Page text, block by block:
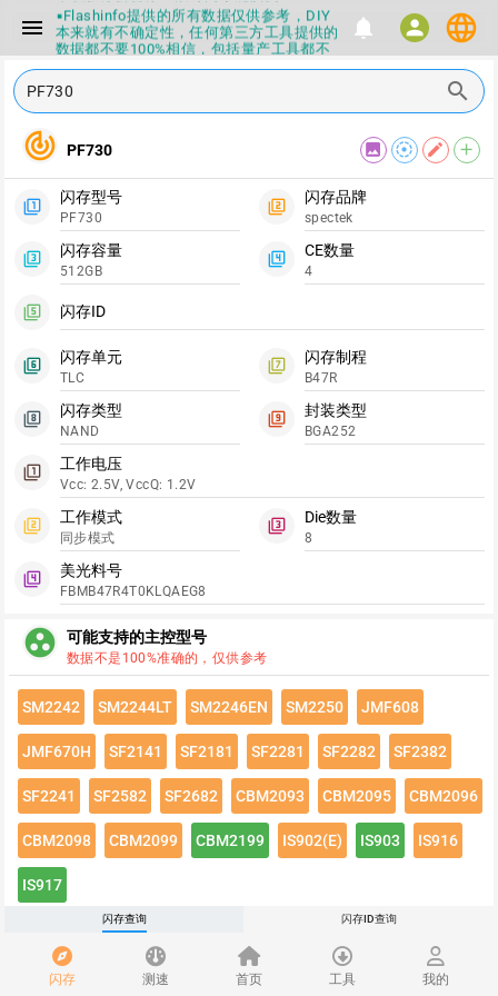
menu
▪Flashinfo提供的所有数据仅供参考，DIY
本来就有不确定性，任何第三方工具提供的
数据都不要100%相信，包括量产工具都不
▪如果发现数据有错误，或者存在误导，欢
迎积极反馈，Flashinfo尽量维护最正确的
▪Flashinfo APP更新技术规格和量产工具标
▪兄弟们没事不要乱下载量产工具，过分了
下载服务会暂停一段时间才能恢复
▪Flashinfo提供的所有数据仅供参考，DIY
本来就有不确定性，任何第三方工具提供的
数据都不要100%相信，包括量产工具都不
一定可信的，因为数据都可以改，一定要有
▪如果发现数据有错误，或者存在误导，欢
指导性数据
▪Flashinfo APP更新技术规格和量产工具标
签啦，使用更加丝滑，快点击下载吧
notifications person language
闪存 测速 首页 工具 我的
search
track_changes PF730 image filter_tilt_shift edit add
filter_1
闪存型号
PF730
filter_2
闪存品牌
spectek
filter_3
闪存容量
512GB
filter_4
CE数量
4
filter_5 闪存ID
filter_6
闪存单元
TLC
filter_7
闪存制程
B47R
filter_8
闪存类型
NAND
filter_9
封装类型
BGA252
filter_1
工作电压
Vcc: 2.5V, VccQ: 1.2V
filter_2
工作模式
同步模式
filter_3
Die数量
8
filter_4
美光料号
FBMB47R4T0KLQAEG8
group_work 可能支持的主控型号
数据不是100%准确的，仅供参考
SM2242 SM2244LT SM2246EN SM2250 JMF608
JMF670H SF2141 SF2181 SF2281 SF2282 SF2382
SF2241 SF2582 SF2682 CBM2093 CBM2095 CBM2096
CBM2098 CBM2099 CBM2199 IS902(E) IS903 IS916
IS917
点击绿色按钮有惊喜哦~
闪存速度
闪存查询 闪存ID查询